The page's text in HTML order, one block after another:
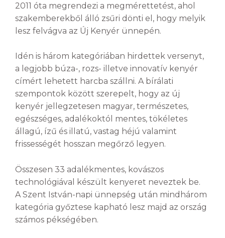
2011 óta megrendezi a megmérettetést, ahol
szakemberekből álló zsűri dönti el, hogy melyik
lesz felvágva az Új Kenyér ünnepén.
Idén is három kategóriában hirdettek versenyt,
a legjobb búza-, rozs- illetve innovatív kenyér
címért lehetett harcba szállni. A bírálati
szempontok között szerepelt, hogy az új
kenyér jellegzetesen magyar, természetes,
egészséges, adalékoktól mentes, tökéletes
állagú, ízű és illatú, vastag héjú valamint
frissességét hosszan megőrző legyen.
Összesen 33 adalékmentes, kovászos
technológiával készült kenyeret neveztek be.
A Szent István-napi ünnepség után mindhárom
kategória győztese kapható lesz majd az ország
számos pékségében.